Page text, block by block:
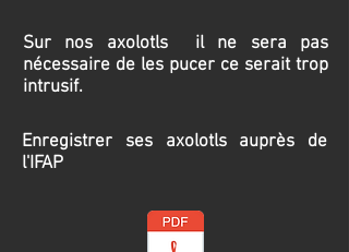
Sur nos axolotls il ne sera pas
nécessaire de les pucer ce serait trop
intrusif.
Enregistrer ses axolotls auprès de
l'IFAP